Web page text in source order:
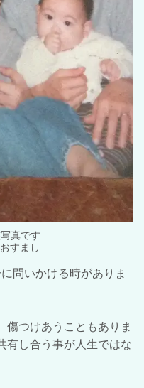
真です
すまし
問いかける時がありま
傷つけあうこともありま
有し合う事が人生ではな